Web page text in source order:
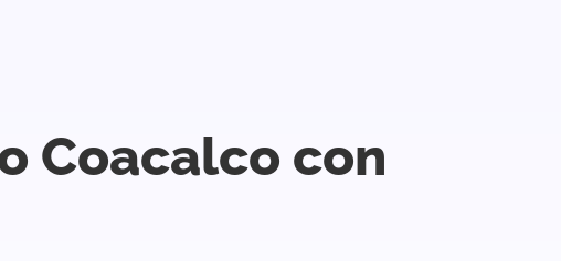
Coacalco con